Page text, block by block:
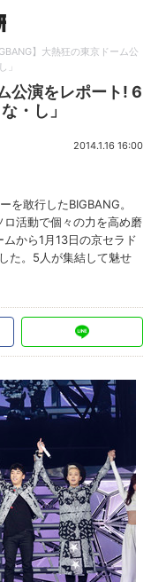
】大熱狂の東京ドーム公
」
公演をレポート! 6
・し」
2014.1.16 16:00
を敢行したBIGBANG。
活動で個々の力を高め磨
から1月13日の京セラド
た。5人が集結して魅せ